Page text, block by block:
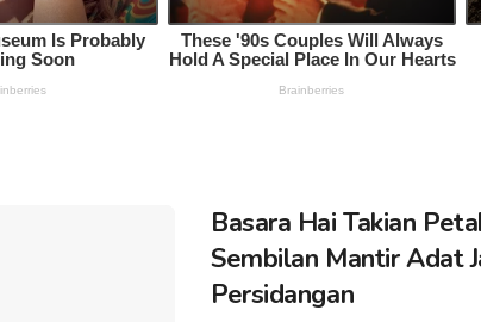
Basara Hai Takian
Sembilan Mantir Adat
Persidangan